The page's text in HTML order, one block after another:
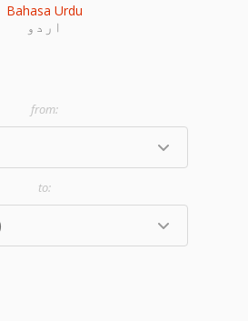
Bahasa Urdu
اردو